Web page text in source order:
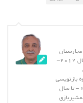
عضو کمیته فنی کنفدراسیون شمشیربازی آسیا از سال 2012-
بازنویسی
قوانین فدراسیون جهانی شمشیربازی از سال 2015 - تا سال